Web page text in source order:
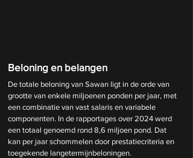
Beloning en belangen
De totale beloning van Sawan ligt in de orde van
grootte van enkele miljoenen ponden per jaar, met
een combinatie van vast salaris en variabele
componenten. In de rapportages over 2024 werd
een totaal genoemd rond 8,6 miljoen pond. Dat
kan per jaar schommelen door prestatiecriteria en
toegekende langetermijnbeloningen.